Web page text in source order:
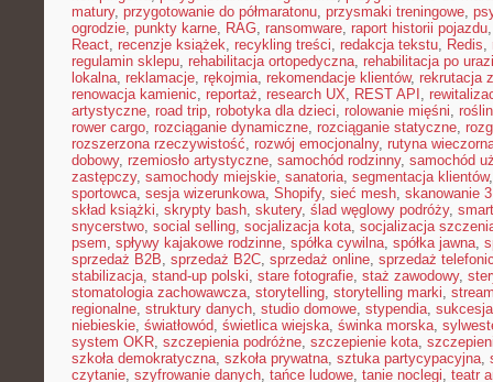
matury, przygotowanie do półmaratonu, przysmaki treningowe,
ogrodzie, punkty karne, RAG, ransomware, raport historii pojazdu
React, recenzje książek, recykling treści, redakcja tekstu, Redis,
regulamin sklepu, rehabilitacja ortopedyczna, rehabilitacja po
lokalna, reklamacje, rękojmia, rekomendacje klientów, rekrutacja
renowacja kamienic, reportaż, research UX, REST API ,
artystyczne, road trip, robotyka dla dzieci, rolowanie mięśni,
rower cargo, rozciąganie dynamiczne, rozciąganie statyczne,
rozszerzona rzeczywistość, rozwój emocjonalny, rutyna
dobowy, rzemiosło artystyczne, samochód rodzinny, samochód
zastępczy, samochody miejskie, sanatoria, segmentacja klientów
sportowca, sesja wizerunkowa, Shopify, sieć mesh, skanowanie
skład książki, skrypty bash, skutery, ślad węglowy podróży,
snycerstwo, social selling, socjalizacja kota, socjalizacja
psem, spływy kajakowe rodzinne, spółka cywilna, spółka jawna,
sprzedaż B2B, sprzedaż B2C, sprzedaż online, sprzedaż
stabilizacja, stand-up polski, stare fotografie, staż zawodowy,
stomatologia zachowawcza, storytelling, storytelling marki,
regionalne, struktury danych, studio domowe, stypendia,
niebieskie, światłowód, świetlica wiejska, świnka morska,
system OKR, szczepienia podróżne, szczepienie kota,
szkoła demokratyczna, szkoła prywatna, sztuka partycypacyjna,
czytanie, szyfrowanie danych, tańce ludowe, tanie noclegi, teatr